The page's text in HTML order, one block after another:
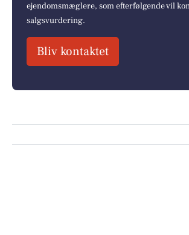
ejendomsmæglere, som efterfølgende vil
salgsvurdering.
Bliv kontaktet